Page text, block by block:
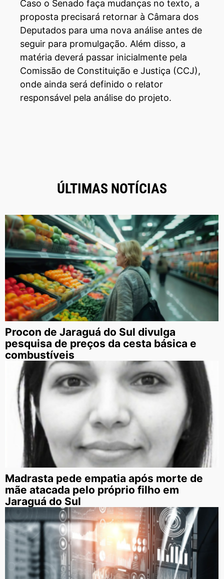
Caso o Senado faça mudanças no texto, a
proposta precisará retornar à Câmara dos
Deputados para uma nova análise antes de
seguir para promulgação. Além disso, a
matéria deverá passar inicialmente pela
Comissão de Constituição e Justiça (CCJ),
onde ainda será definido o relator
responsável pela análise do projeto.
ÚLTIMAS NOTÍCIAS
Procon de Jaraguá do Sul divulga
pesquisa de preços da cesta básica e
combustíveis
Madrasta pede empatia após morte de
mãe atacada pelo próprio filho em
Jaraguá do Sul